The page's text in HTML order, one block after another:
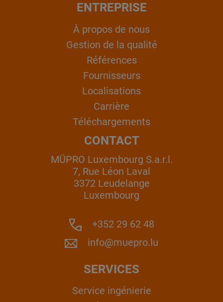
ENTREPRISE
À propos de nous
Gestion de la qualité
Références
Fournisseurs
Localisations
Carrière
Téléchargements
CONTACT
MÜPRO Luxembourg S.a.r.l.
7, Rue Léon Laval
3372 Leudelange
Luxembourg
+352 29 62 48
info@muepro.lu
SERVICES
Service ingénierie